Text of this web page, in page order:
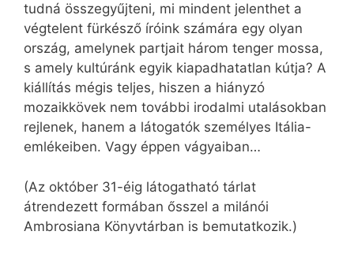
tudná összegyűjteni, mi mindent jelenthet a
végtelent fürkésző íróink számára egy olyan
ország, amelynek partjait három tenger mossa,
s amely kultúránk egyik kiapadhatatlan kútja? A
kiállítás mégis teljes, hiszen a hiányzó
mozaikkövek nem további irodalmi utalásokban
rejlenek, hanem a látogatók személyes Itália-
emlékeiben. Vagy éppen vágyaiban…
(Az október 31-éig látogatható tárlat
átrendezett formában ősszel a milánói
Ambrosiana Könyvtárban is bemutatkozik.)